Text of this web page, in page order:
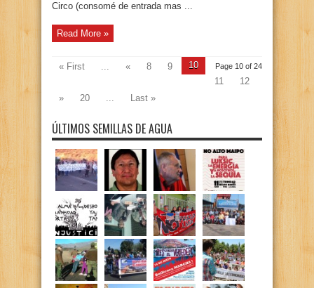
Circo (consomé de entrada mas ...
Read More »
Page 10 of 24
« First ... « 8 9
10
11
12
»
20 ... Last »
ÚLTIMOS SEMILLAS DE AGUA